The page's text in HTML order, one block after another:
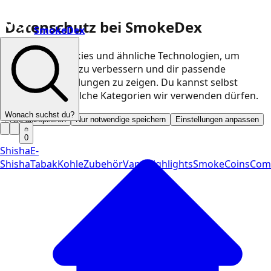
Datenschutz bei SmokeDex
Wir nutzen Cookies und ähnliche Technologien, um
unsere Website zu verbessern und dir passende
Produktempfehlungen zu zeigen. Du kannst selbst
entscheiden, welche Kategorien wir verwenden dürfen.
Alle akzeptieren Nur notwendige speichern Einstellungen anpassen
SmokeDex
Wonach suchst du?
0
ShishaE-
ShishaTabakKohleZubehörVapeHighlightsSmokeCoins